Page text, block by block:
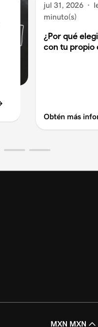
jul 31, 2026 ·
minuto(s)
¿Por qué
con tu propio
Obtén más
MXN MXN